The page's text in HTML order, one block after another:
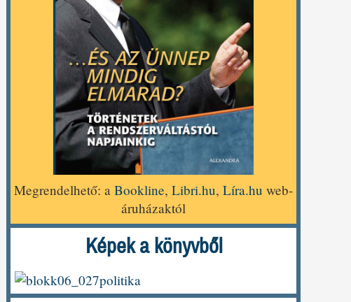
Megrendelhető: a Bookline, Libri.hu, Líra.hu web-
áruházaktól
Képek a könyvből